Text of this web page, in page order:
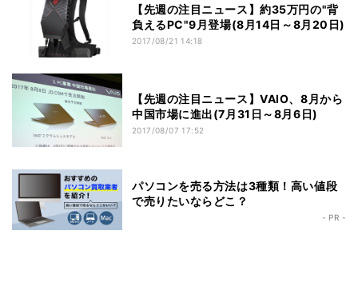
【先週の注目ニュース】約35万円の"背
負えるPC"9月登場(8月14日～8月20日)
2017/08/21 14:18
【先週の注目ニュース】VAIO、8月から
中国市場に進出(7月31日～8月6日)
2017/08/07 17:52
パソコンを売る方法は3種類！高い値段
で売りたいならどこ？
- PR -